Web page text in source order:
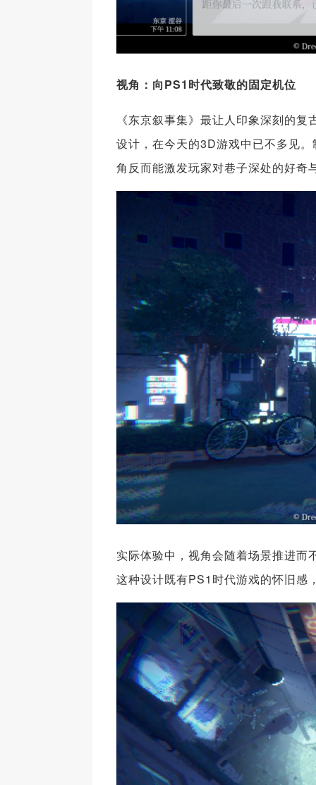
视角：向PS1时代致敬的固定机位
《东京叙事集》最让人印象深刻的
设计，在今天的3D游戏中已不多见
角反而能激发玩家对巷子深处的好奇
实际体验中，视角会随着场景推进而
这种设计既有PS1时代游戏的怀旧感